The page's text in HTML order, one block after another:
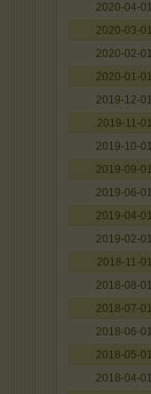
2020-04-01
2020-03-01
2020-02-01
2020-01-01
2019-12-01
2019-11-01
2019-10-01
2019-09-01
2019-06-01
2019-04-01
2019-02-01
2018-11-01
2018-08-01
2018-07-01
2018-06-01
2018-05-01
2018-04-01